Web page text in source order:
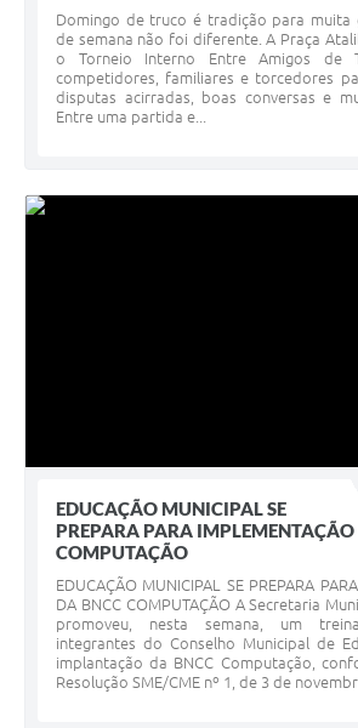
Domingo de truco é tradição para muita
de semana não foi diferente. A Praça
o Torneio Interno Entre Amigos de
competidores, familiares e torcedores
disputas acirradas, boas conversas e
Entre uma partida e...
EDUCAÇÃO MUNICIPAL SE
PREPARA PARA
COMPUTAÇÃO
EDUCAÇÃO MUNICIPAL SE PREPARA
DA BNCC COMPUTAÇÃO A Secretaria
promoveu, nesta semana, um
integrantes do Conselho Municipal de
implantação da BNCC Computação,
Resolução SME/CME nº 1, de 3 de